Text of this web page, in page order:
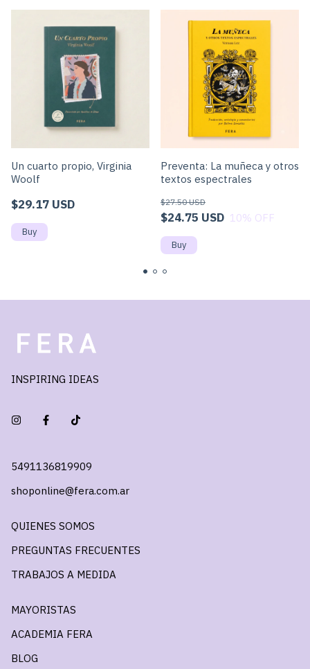
Un cuarto propio, Virginia
Woolf
$29.17 USD
Preventa: La muñeca y otros
textos espectrales
$24.75 USD
$27.50 USD
10% OFF
INSPIRING IDEAS
5491136819909
shoponline@fera.com.ar
QUIENES SOMOS
PREGUNTAS FRECUENTES
TRABAJOS A MEDIDA
MAYORISTAS
ACADEMIA FERA
BLOG